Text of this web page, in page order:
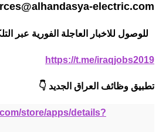
electric.com
للوصول للاخبار العاجلة الفورية عبر
https://t.me/iraqjobs2019
تطبيق وظائف العراق الجديد 👇
store/apps/details?